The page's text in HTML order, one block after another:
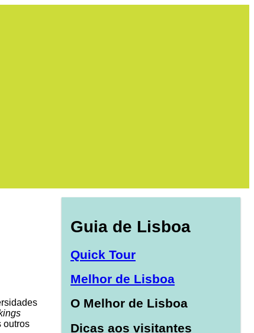
outros
Guia de Lisboa
Quick Tour
Melhor de Lisboa
O Melhor de Lisboa
Dicas aos visitantes